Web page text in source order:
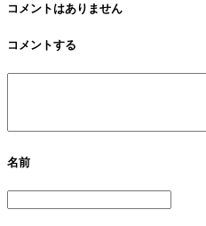
。
コメントはありません
コメントする
名前